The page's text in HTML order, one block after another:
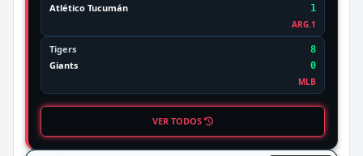
Atlético Tucumán
1
ARG.1
Tigers 8
Giants
0
MLB
VER TODOS